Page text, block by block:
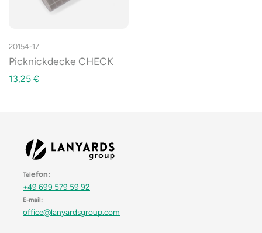
20154-17
Picknickdecke CHECK
13,25 €
Telefon:
+49 699 579 59 92
E-mail:
office@lanyardsgroup.com